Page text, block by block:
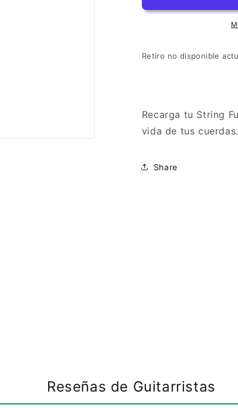
Retiro no disponible
Recarga tu String
vida de tus cuerdas.
Share
Reseñas de Guitarristas